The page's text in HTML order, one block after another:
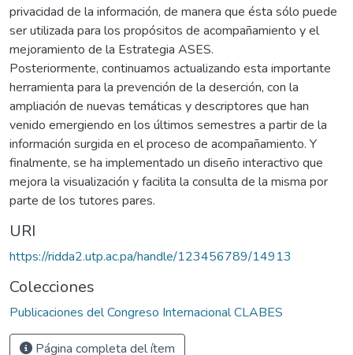
privacidad de la información, de manera que ésta sólo puede
ser utilizada para los propósitos de acompañamiento y el
mejoramiento de la Estrategia ASES.
Posteriormente, continuamos actualizando esta importante
herramienta para la prevención de la deserción, con la
ampliación de nuevas temáticas y descriptores que han
venido emergiendo en los últimos semestres a partir de la
información surgida en el proceso de acompañamiento. Y
finalmente, se ha implementado un diseño interactivo que
mejora la visualización y facilita la consulta de la misma por
parte de los tutores pares.
URI
https://ridda2.utp.ac.pa/handle/123456789/14913
Colecciones
Publicaciones del Congreso Internacional CLABES
Página completa del ítem